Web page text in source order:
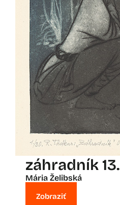
záhradník 13.
Mária Želibská
Zobraziť